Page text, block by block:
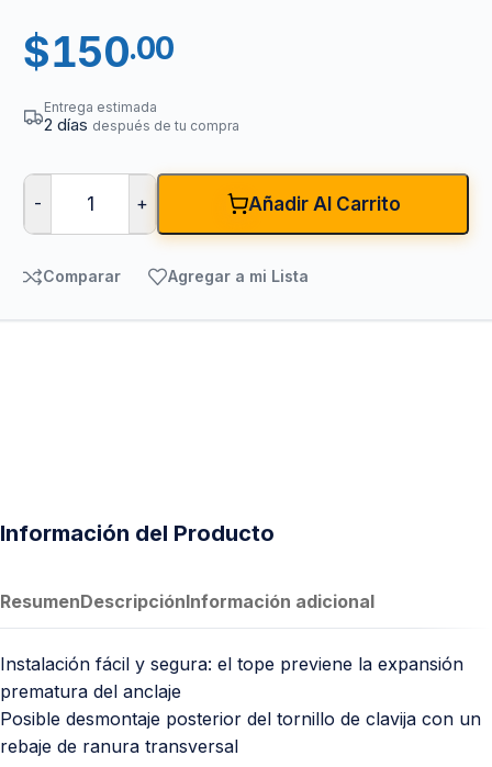
$150.00
Entrega estimada
2 días después de tu compra
- + Añadir Al Carrito
Comparar Agregar a mi Lista
Información del Producto
ResumenDescripciónInformación adicional
Instalación fácil y segura: el tope previene la expansión
prematura del anclaje
Posible desmontaje posterior del tornillo de clavija con un
rebaje de ranura transversal